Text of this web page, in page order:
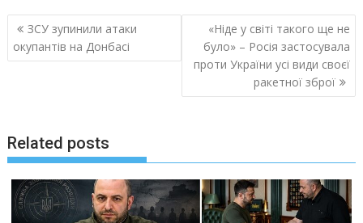
Навигация
по
записям
ЗСУ зупинили атаки
окупантів на Донбасі
«Ніде у світі такого ще не
було» – Росія застосувала
проти України усі види своєї
ракетної зброї
Related posts